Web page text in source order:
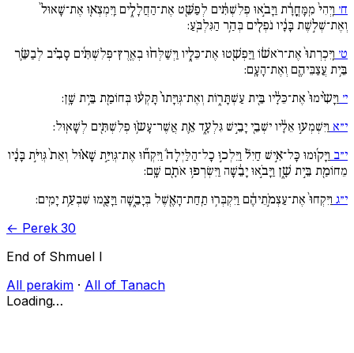
ח׳ וַֽיְהִי֙ מִֽמָּחֳרָ֔ת וַיָּבֹ֣אוּ פְלִשְׁתִּ֔ים לְפַשֵּׁ֖ט אֶת־הַחֲלָלִ֑ים וַֽיִּמְצְא֚וּ אֶת־שָׁאוּל֙
וְאֶת־שְׁל֣שֶׁת בָּנָ֔יו נֹפְלִ֖ים בְּהַ֥ר הַגִּלְבֹּֽעַ:
ט׳ וַֽיִּכְרְתוּ֙ אֶת־רֹאשׁ֔וֹ וַיַּפְשִׁ֖טוּ אֶת־כֵּלָ֑יו וַיְשַׁלְּח֨וּ בְאֶֽרֶץ־פְּלִשְׁתִּ֜ים סָבִ֗יב לְבַשֵּׂ֛ר
בֵּ֥ית עֲצַבֵּיהֶ֖ם וְאֶת־הָעָֽם:
י׳ וַיָּשִֹ֙ימוּ֙ אֶת־כֵּלָ֔יו בֵּ֖ית עַשְׁתָּר֑וֹת וְאֶת־גְּוִיָּתוֹ֙ תָּקְע֔וּ בְּחוֹמַ֖ת בֵּ֥ית שָֽׁן:
י״א וַיִּשְׁמְע֣וּ אֵלָ֔יו ישְׁבֵ֖י יָבֵ֣ישׁ גִּלְעָ֑ד אֵ֛ת אֲשֶׁר־עָשֹ֥וּ פְלִשְׁתִּ֖ים לְשָׁאֽוּל:
י״ב וַיָּק֜וּמוּ כָּל־אִ֣ישׁ חַיִל֘ וַיֵּלְכ֣וּ כָל־הַלַּיְלָה֒ וַיִּקְח֞וּ אֶת־גְּוִיַּ֣ת שָׁא֗וּל וְאֵת֙ גְּוִיֹּ֣ת בָּנָ֔יו
מֵחוֹמַ֖ת בֵּ֣ית שָׁ֑ן וַיָּבֹ֣אוּ יָבֵ֔שָׁה וַיִּשְׂרְפ֥וּ אֹתָ֖ם שָֽׁם:
י״ג וַיִּקְחוּ֙ אֶת־עַצְמֹ֣תֵיהֶ֔ם וַיִּקְבְּר֥וּ תַֽחַת־הָאֶ֖שֶׁל בְּיָבֵ֑שָׁה וַיָּצֻ֖מוּ שִׁבְעַ֥ת יָמִֽים:
← Perek 30
End of Shmuel I
All perakim · All of Tanach
Loading…